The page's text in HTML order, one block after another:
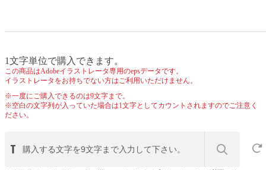
1文字単位で購入できます。
この商品はAdobeイラストレータ専用のepsデータです。
イラストレータをお持ちでない方はご利用いただけません。
※一度にご購入できるのは9文字まで。
※空白の文字列が入っていた場合は1文字としてカウントされますのでご注意く
ださい。